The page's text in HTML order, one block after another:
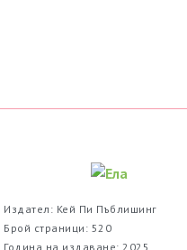
Издател: Кей Пи Пъблишинг
Брой страници: 520
Година на издаване: 2025